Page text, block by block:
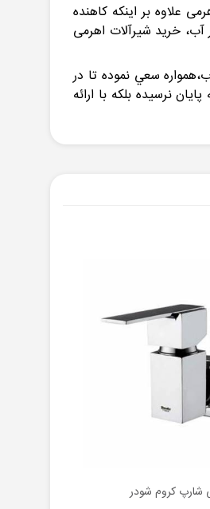
علاوه بر اینکه کاهنده
خرید شیرآلات اهرمی
سعي نموده تا در
نرسيده بلكه با ارائه
شارپ کروم شودر